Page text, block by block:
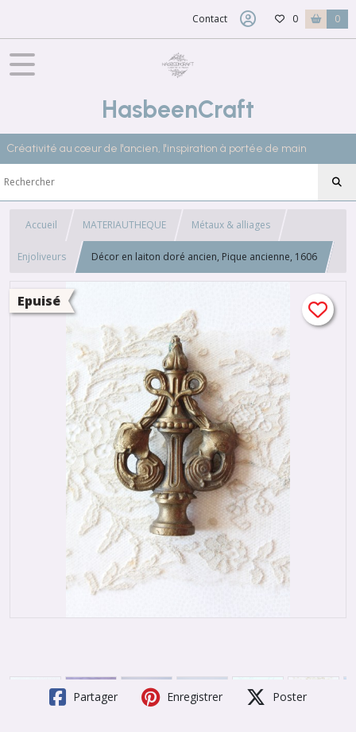
Contact 0 0
HasbeenCraft
Créativité au cœur de l'ancien, l'inspiration à portée de main
Accueil MATERIAUTHEQUE Métaux & alliages
Enjoliveurs Décor en laiton doré ancien, Pique ancienne, 1606
Epuisé
Partager Enregistrer Poster